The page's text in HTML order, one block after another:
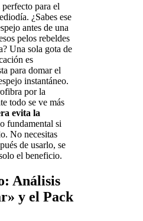
para el
¿Sabes ese
antes de una
pelos rebeldes
Una sola gota de
es
para domar el
instantáneo.
por la
todo se ve más
evita la
fundamental si
No necesitas
de usarlo, se
el beneficio.
Análisis
y el Pack